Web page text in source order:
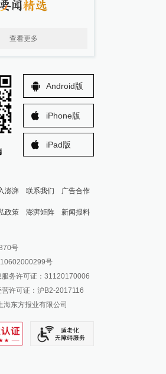
查看更多
Android版
iPhone版
iPad版
澎湃 联系我们 广告合作
政策 澎湃矩阵
湃新闻公众号
湃新闻抖音号
生万物开放平台
SHANGHAI
TONE
新闻报料
号
号
服务许可证：31120170006
许可证：沪B2-2017116
海东方报业有限公司